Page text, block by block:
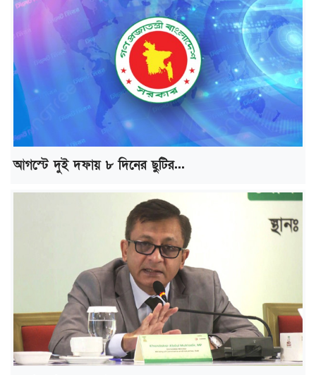
আগস্টে দুই দফায় ৮ দিনের ছুটির...